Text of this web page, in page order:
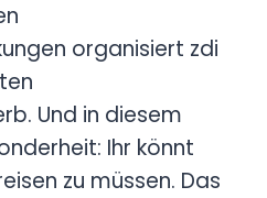
organisiert zdi
Und in diesem
Ihr könnt
zu müssen. Das